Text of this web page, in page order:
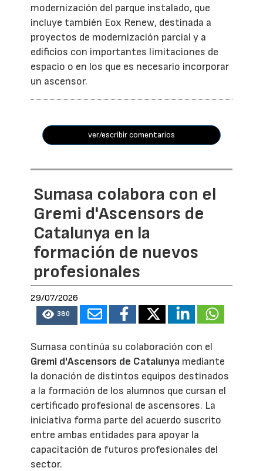
modernización del parque instalado, que
incluye también Eox Renew, destinada a
proyectos de modernización parcial y a
edificios con importantes limitaciones de
espacio o en los que es necesario incorporar
un ascensor.
ver/escribir comentarios
Sumasa colabora con el
Gremi d'Ascensors de
Catalunya en la
formación de nuevos
profesionales
29/07/2026
380
Sumasa continúa su colaboración con el
Gremi d'Ascensors de Catalunya mediante
la donación de distintos equipos destinados
a la formación de los alumnos que cursan el
certificado profesional de ascensores. La
iniciativa forma parte del acuerdo suscrito
entre ambas entidades para apoyar la
capacitación de futuros profesionales del
sector.